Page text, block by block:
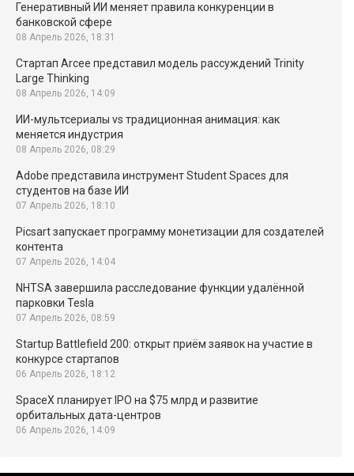
Генеративный ИИ меняет правила конкуренции в
банковской сфере
08 Апрель 2026, 18:31
Стартап Arcee представил модель рассуждений Trinity
Large Thinking
08 Апрель 2026, 14:09
ИИ-мультсериалы vs традиционная анимация: как
меняется индустрия
08 Апрель 2026, 08:29
Adobe представила инструмент Student Spaces для
студентов на базе ИИ
07 Апрель 2026, 18:10
Picsart запускает программу монетизации для создателей
контента
07 Апрель 2026, 14:04
NHTSA завершила расследование функции удалённой
парковки Tesla
07 Апрель 2026, 08:59
Startup Battlefield 200: открыт приём заявок на участие в
конкурсе стартапов
06 Апрель 2026, 18:12
SpaceX планирует IPO на $75 млрд и развитие
орбитальных дата-центров
06 Апрель 2026, 14:09